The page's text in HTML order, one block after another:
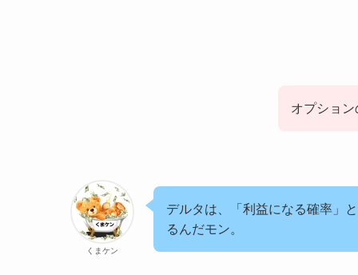
オプショ
くまケン
デルタは、「利益になる確率」
るんだモン。